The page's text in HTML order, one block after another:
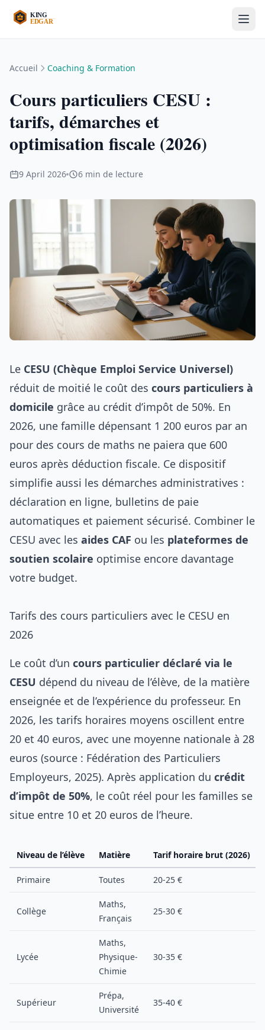
Accueil Coaching & Formation
Cours particuliers CESU :
tarifs, démarches et
optimisation fiscale (2026)
9 April 2026 6 min de lecture
Le CESU (Chèque Emploi Service Universel)
réduit de moitié le coût des cours particuliers à
domicile grâce au crédit d’impôt de 50%. En
2026, une famille dépensant 1 200 euros par an
pour des cours de maths ne paiera que 600
euros après déduction fiscale. Ce dispositif
simplifie aussi les démarches administratives :
déclaration en ligne, bulletins de paie
automatiques et paiement sécurisé. Combiner le
CESU avec les aides CAF ou les plateformes de
soutien scolaire optimise encore davantage
votre budget.
Tarifs des cours particuliers avec le CESU en
2026
Le coût d’un cours particulier déclaré via le
CESU dépend du niveau de l’élève, de la matière
enseignée et de l’expérience du professeur. En
2026, les tarifs horaires moyens oscillent entre
20 et 40 euros, avec une moyenne nationale à 28
euros (source : Fédération des Particuliers
Employeurs, 2025). Après application du crédit
d’impôt de 50%, le coût réel pour les familles se
situe entre 10 et 20 euros de l’heure.
Niveau de l’élève Matière Tarif horaire brut (2026)
Primaire Toutes 20-25 €
Collège
Maths,
Français
25-30 €
Lycée
Maths,
Physique-
Chimie
30-35 €
Supérieur
Prépa,
Université
35-40 €